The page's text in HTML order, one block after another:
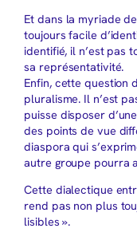
Et dans la myriade
toujours facile
identifié, il n’est pas
sa représentativité.
Enfin, cette question
pluralisme. Il n’est
puisse disposer
des points de vue
diaspora qui
autre groupe pourra
Cette dialectique
rend pas non plus
lisibles ».